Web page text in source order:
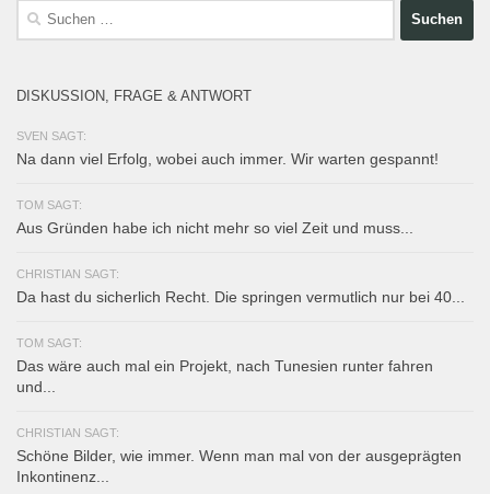
Suchen
DISKUSSION, FRAGE & ANTWORT
SVEN SAGT:
Na dann viel Erfolg, wobei auch immer. Wir warten gespannt!
TOM SAGT:
Aus Gründen habe ich nicht mehr so viel Zeit und muss...
CHRISTIAN SAGT:
Da hast du sicherlich Recht. Die springen vermutlich nur bei 40...
TOM SAGT:
Das wäre auch mal ein Projekt, nach Tunesien runter fahren
und...
CHRISTIAN SAGT:
Schöne Bilder, wie immer. Wenn man mal von der ausgeprägten
Inkontinenz...